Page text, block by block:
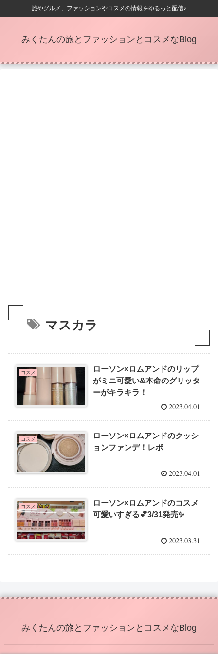
旅やグルメ、ファッションやコスメの情報をゆるっと配信♪
みくたんの旅とファッションとコスメなBlog
マスカラ
コスメ
ローソン×ロムアンドのリップ
がミニ可愛い&本命のグリッタ
ーがキラキラ！
2023.04.01
コスメ
ローソン×ロムアンドのクッシ
ョンファンデ！レポ
2023.04.01
コスメ
ローソン×ロムアンドのコスメ
可愛いすぎる💕3/31発売✨
2023.03.31
みくたんの旅とファッションとコスメなBlog